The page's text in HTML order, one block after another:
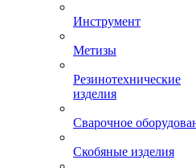
Инструмент
Метизы
Резинотехнические
изделия
Сварочное
Скобяные изделия